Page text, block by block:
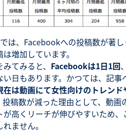
では、Facebookへの投稿数が著
増加しています。
てみると、 Facebookは1日1回
い日もあります。かつては、記
在は動画にて女性向けのトレン
投稿数が減った理由として、動
が高くリーチが伸びやすいため
ません。